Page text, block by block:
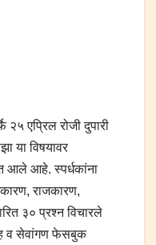
एप्रिल रोजी दुपारी
या विषयावर
आले आहे. स्पर्धकांना
राजकारण,
३० प्रश्न विचारले
व सेवांगण फेसबुक